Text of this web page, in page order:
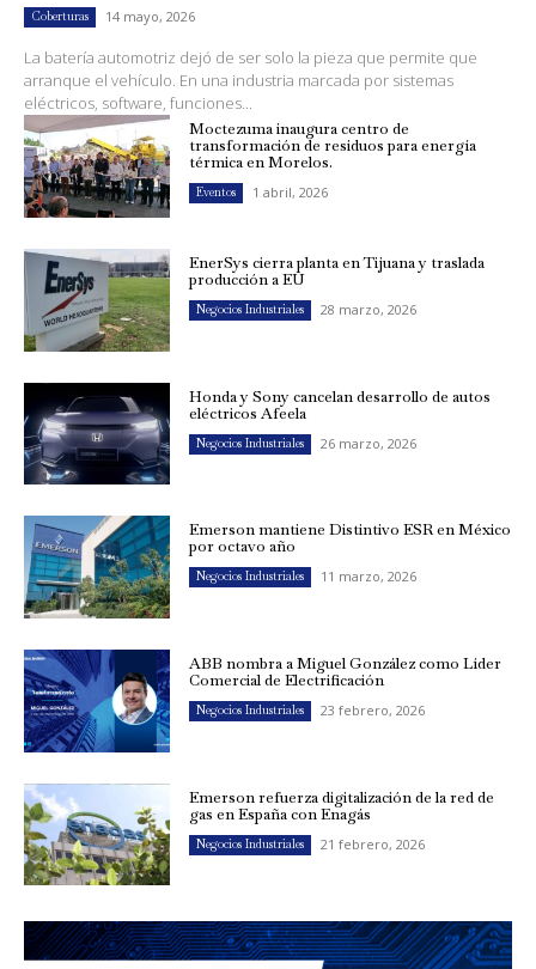
Coberturas 14 mayo, 2026
La batería automotriz dejó de ser solo la pieza que permite que
arranque el vehículo. En una industria marcada por sistemas
eléctricos, software, funciones...
Moctezuma inaugura centro de
transformación de residuos para energía
térmica en Morelos.
Eventos 1 abril, 2026
EnerSys cierra planta en Tijuana y traslada
producción a EU
Negocios Industriales 28 marzo, 2026
Honda y Sony cancelan desarrollo de autos
eléctricos Afeela
Negocios Industriales 26 marzo, 2026
Emerson mantiene Distintivo ESR en México
por octavo año
Negocios Industriales 11 marzo, 2026
ABB nombra a Miguel González como Líder
Comercial de Electrificación
Negocios Industriales 23 febrero, 2026
Emerson refuerza digitalización de la red de
gas en España con Enagás
Negocios Industriales 21 febrero, 2026